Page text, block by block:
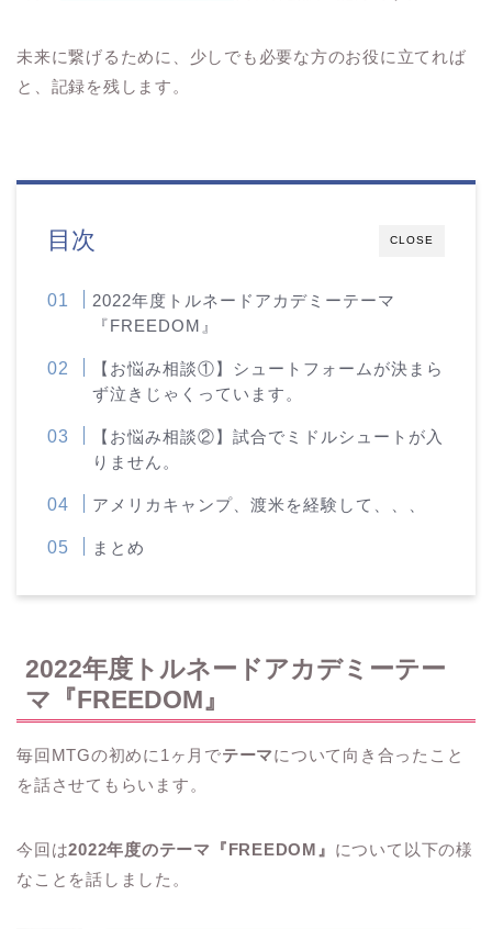
未来に繋げるために、少しでも必要な方のお役に立てれば
と、記録を残します。
CLOSE
目次
2022年度トルネードアカデミーテーマ
『FREEDOM』
【お悩み相談①】シュートフォームが決まら
ず泣きじゃくっています。
【お悩み相談②】試合でミドルシュートが入
りません。
アメリカキャンプ、渡米を経験して、、、
まとめ
2022年度トルネードアカデミーテー
マ『FREEDOM』
毎回MTGの初めに1ヶ月でテーマについて向き合ったこと
を話させてもらいます。
今回は2022年度のテーマ『FREEDOM』 について以下の様
なことを話しました。